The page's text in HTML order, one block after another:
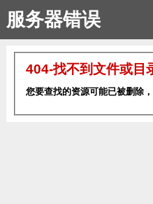
服务器错误
404-找不到文件或目
您要查找的资源可能已被删除